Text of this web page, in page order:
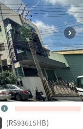
(RS93615HB)